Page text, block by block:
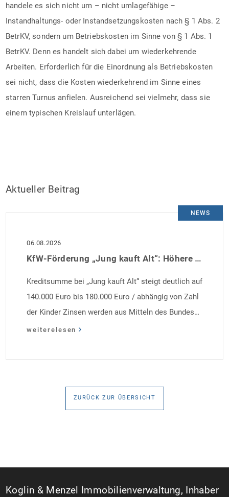
handele es sich nicht um – nicht umlagefähige –
Instandhaltungs- oder Instandsetzungskosten nach § 1 Abs. 2
BetrKV, sondern um Betriebskosten im Sinne von § 1 Abs. 1
BetrKV. Denn es handelt sich dabei um wiederkehrende
Arbeiten. Erforderlich für die Einordnung als Betriebskosten
sei nicht, dass die Kosten wiederkehrend im Sinne eines
starren Turnus anfielen. Ausreichend sei vielmehr, dass sie
einem typischen Kreislauf unterlägen.
Aktueller Beitrag
NEWS
06.08.2026
KfW-Förderung „Jung kauft Alt“: Höhere Kredite ab August 2026
Kreditsumme bei „Jung kauft Alt“ steigt deutlich auf
140.000 Euro bis 180.000 Euro / abhängig von Zahl
der Kinder Zinsen werden aus Mitteln des Bundes
verbilligt: Heutiger Zins bei 0,53 Prozent effektiv bei
Antragstellende verpflichten sich zu energetischer
Sanierung in Einzelmaßnahmen […]
weiterelesen
ZURÜCK ZUR ÜBERSICHT
Koglin & Menzel Immobilienverwaltung, Inhaber